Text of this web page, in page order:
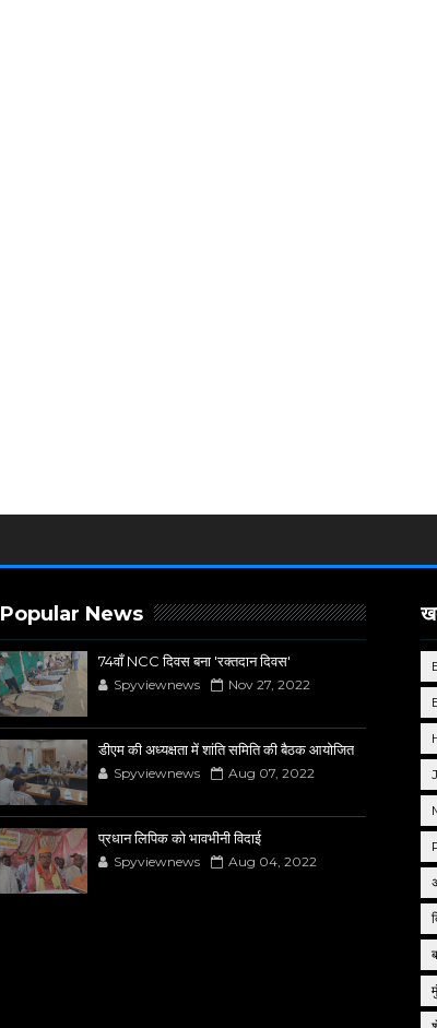
Popular News
74वाँ NCC दिवस बना 'रक्तदान दिवस'
Spyviewnews Nov 27, 2022
डीएम की अध्यक्षता में शांति समिति की बैठक आयोजित
Spyviewnews Aug 07, 2022
प्रधान लिपिक को भावभीनी विदाई
Spyviewnews Aug 04, 2022